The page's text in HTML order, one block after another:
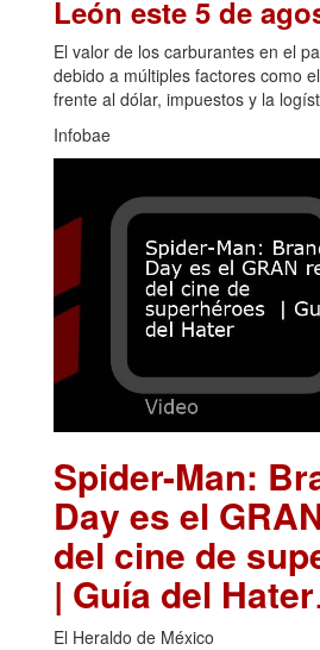
León este 5 de
El valor de los carburantes en el
debido a múltiples factores como
frente al dólar, impuestos y la
Infobae
Spider-Man:
Day es el
del cine de
| Guía del Hater
El Heraldo de México